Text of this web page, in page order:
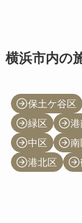
横浜市内の
保土ケ谷区
緑区
港
中区
南
港北区